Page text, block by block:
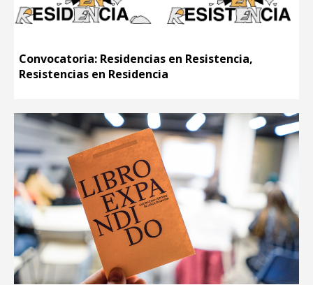
Convocatoria: Residencias en Resistencia,
Resistencias en Residencia